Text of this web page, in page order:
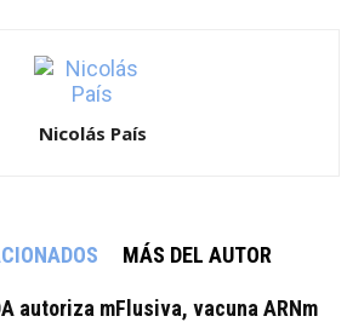
Nicolás País
MÁS DEL AUTOR
autoriza mFlusiva, vacuna ARNm